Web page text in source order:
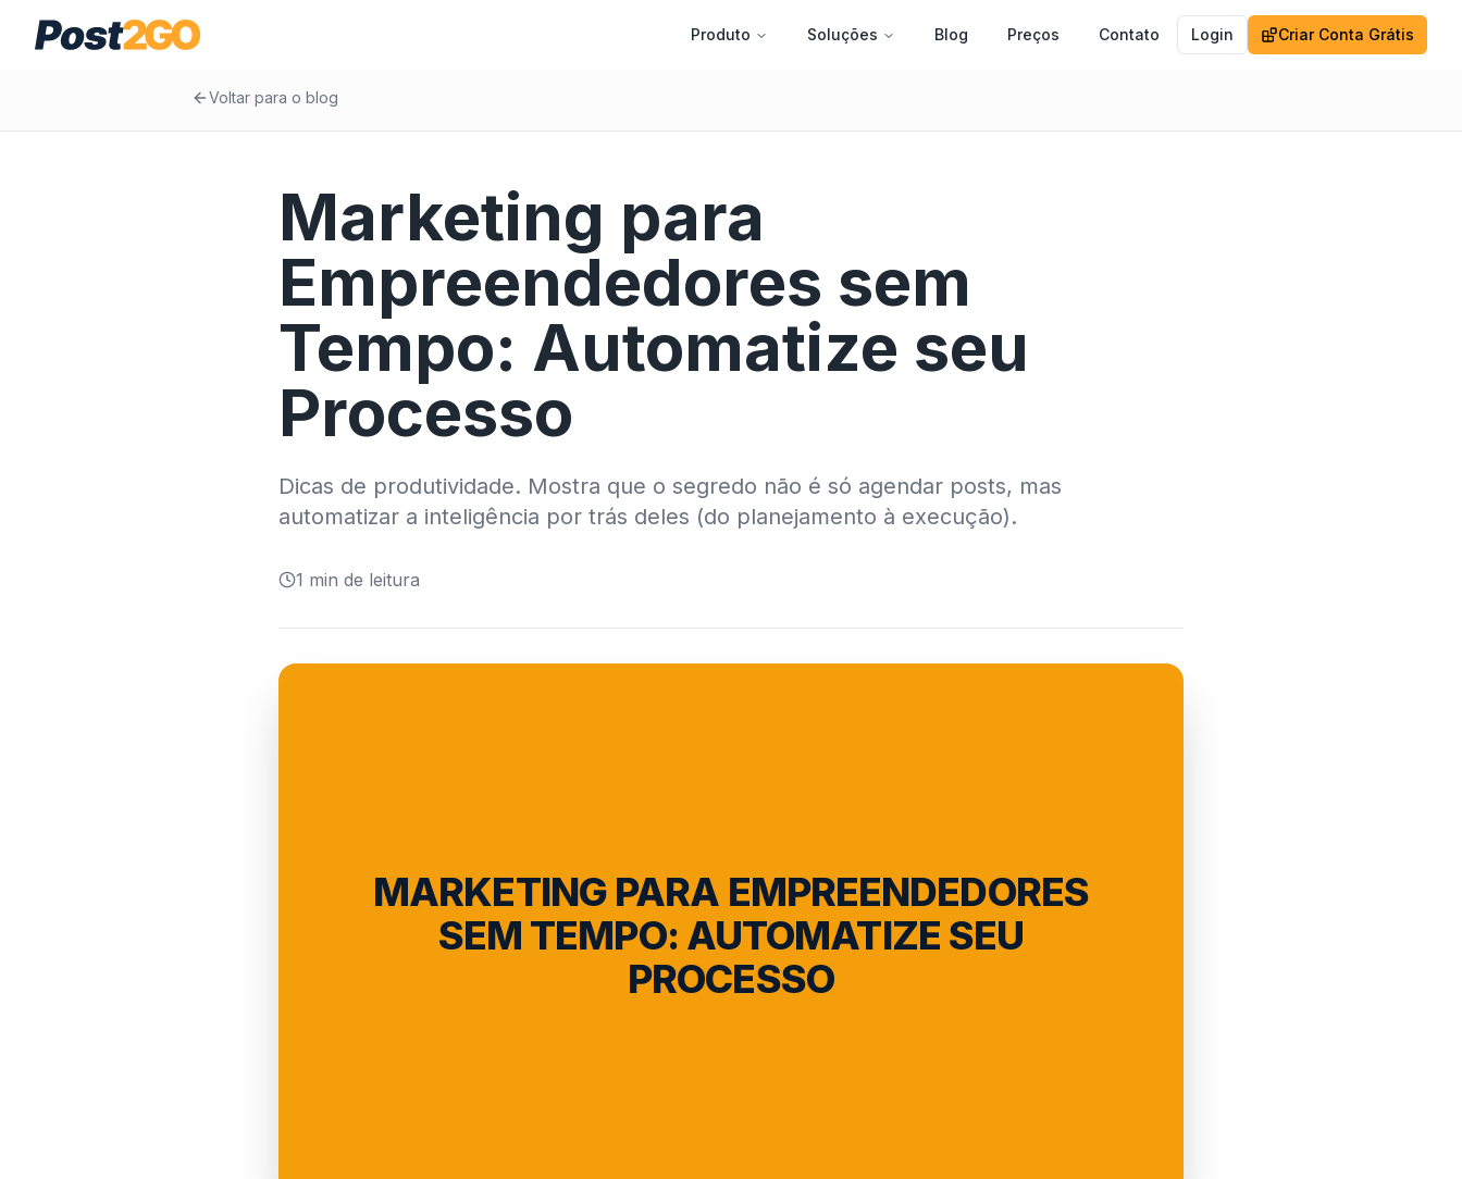
Produto Soluções Blog Preços Contato Login Criar Conta Grátis
Voltar para o blog
Marketing para
Empreendedores sem
Tempo: Automatize seu
Processo
Dicas de produtividade. Mostra que o segredo não é só agendar posts, mas
automatizar a inteligência por trás deles (do planejamento à execução).
1 min de leitura
MARKETING PARA EMPREENDEDORES
SEM TEMPO: AUTOMATIZE SEU
PROCESSO